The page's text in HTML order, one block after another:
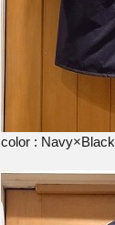
color : Navy×Black